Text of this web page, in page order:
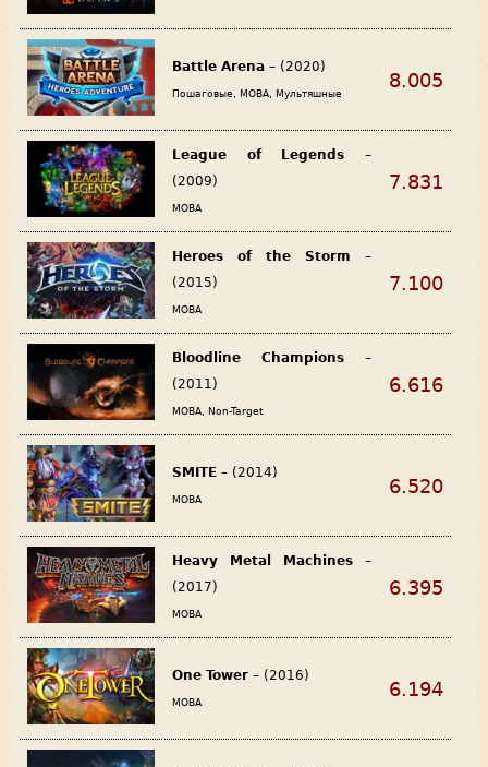
Battle Arena – (2020)
Пошаговые, MOBA, Мультяшные
8.005
League of Legends –
(2009)
MOBA
7.831
Heroes of the Storm –
(2015)
MOBA
7.100
Bloodline Champions –
(2011)
MOBA, Non-Target
6.616
SMITE – (2014)
MOBA
6.520
Heavy Metal Machines –
(2017)
MOBA
6.395
One Tower – (2016)
MOBA
6.194